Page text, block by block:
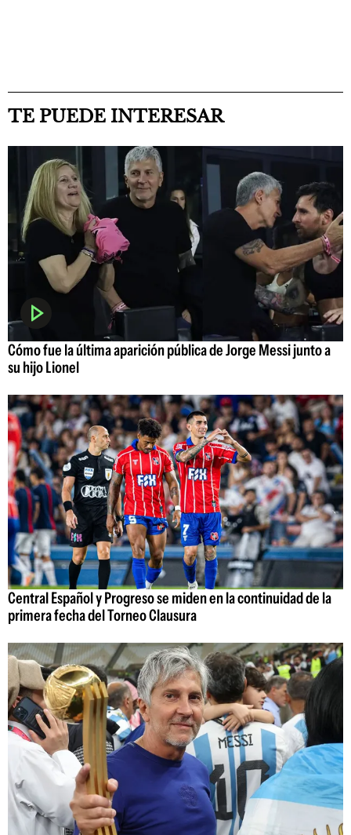
TE PUEDE INTERESAR
Cómo fue la última aparición pública de Jorge Messi junto a
su hijo Lionel
Central Español y Progreso se miden en la continuidad de la
primera fecha del Torneo Clausura